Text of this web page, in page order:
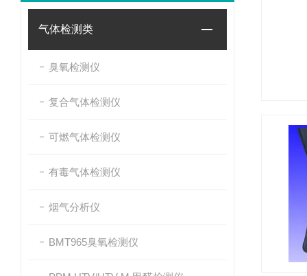
气体检测类
臭氧检测仪
复合气体检测仪
可燃气体检测仪
有毒气体检测仪
烟气分析仪
BMT965臭氧检测仪